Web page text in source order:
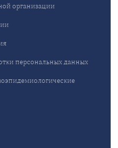
организации
персональных данных